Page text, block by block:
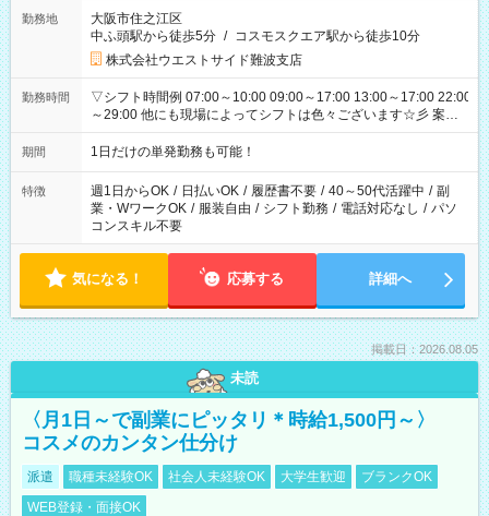
勤務地
大阪市住之江区
中ふ頭駅から徒歩5分 / コスモスクエア駅から徒歩10分
株式会社ウエストサイド難波支店
勤務時間
▽シフト時間例 07:00～10:00 09:00～17:00 13:00～17:00 22:00
～29:00 他にも現場によってシフトは色々ございます☆彡 案件
次第では午前中で終わるお仕事も...！
期間 1日だけの単発勤務も可能！
特徴 週1日からOK / 日払いOK / 履歴書不要 / 40～50代活躍中 / 副
業・WワークOK / 服装自由 / シフト勤務 / 電話対応なし / パソ
コンスキル不要
気になる！ 応募する 詳細へ
掲載日：2026.08.05
未読
〈月1日～で副業にピッタリ＊時給1,500円～〉
コスメのカンタン仕分け
派遣 職種未経験OK 社会人未経験OK 大学生歓迎
ブランクOK
WEB登録・面接OK